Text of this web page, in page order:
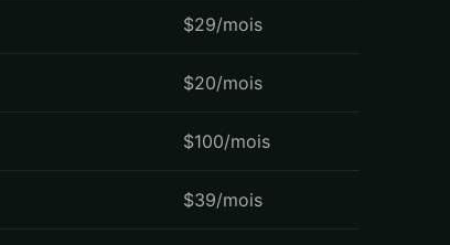
$29/mois
$20/mois
$100/mois
$39/mois